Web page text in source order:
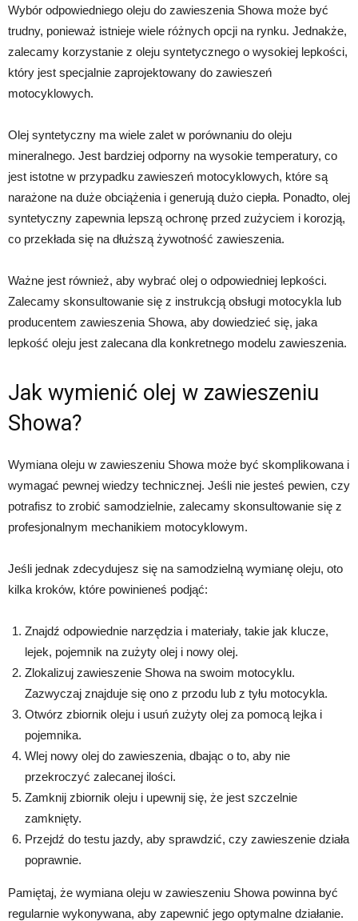
Wybór odpowiedniego oleju do zawieszenia Showa może być
trudny, ponieważ istnieje wiele różnych opcji na rynku. Jednakże,
zalecamy korzystanie z oleju syntetycznego o wysokiej lepkości,
który jest specjalnie zaprojektowany do zawieszeń
motocyklowych.
Olej syntetyczny ma wiele zalet w porównaniu do oleju
mineralnego. Jest bardziej odporny na wysokie temperatury, co
jest istotne w przypadku zawieszeń motocyklowych, które są
narażone na duże obciążenia i generują dużo ciepła. Ponadto, olej
syntetyczny zapewnia lepszą ochronę przed zużyciem i korozją,
co przekłada się na dłuższą żywotność zawieszenia.
Ważne jest również, aby wybrać olej o odpowiedniej lepkości.
Zalecamy skonsultowanie się z instrukcją obsługi motocykla lub
producentem zawieszenia Showa, aby dowiedzieć się, jaka
lepkość oleju jest zalecana dla konkretnego modelu zawieszenia.
Jak wymienić olej w zawieszeniu
Showa?
Wymiana oleju w zawieszeniu Showa może być skomplikowana i
wymagać pewnej wiedzy technicznej. Jeśli nie jesteś pewien, czy
potrafisz to zrobić samodzielnie, zalecamy skonsultowanie się z
profesjonalnym mechanikiem motocyklowym.
Jeśli jednak zdecydujesz się na samodzielną wymianę oleju, oto
kilka kroków, które powinieneś podjąć:
Znajdź odpowiednie narzędzia i materiały, takie jak klucze,
lejek, pojemnik na zużyty olej i nowy olej.
Zlokalizuj zawieszenie Showa na swoim motocyklu.
Zazwyczaj znajduje się ono z przodu lub z tyłu motocykla.
Otwórz zbiornik oleju i usuń zużyty olej za pomocą lejka i
pojemnika.
Wlej nowy olej do zawieszenia, dbając o to, aby nie
przekroczyć zalecanej ilości.
Zamknij zbiornik oleju i upewnij się, że jest szczelnie
zamknięty.
Przejdź do testu jazdy, aby sprawdzić, czy zawieszenie działa
poprawnie.
Pamiętaj, że wymiana oleju w zawieszeniu Showa powinna być
regularnie wykonywana, aby zapewnić jego optymalne działanie.